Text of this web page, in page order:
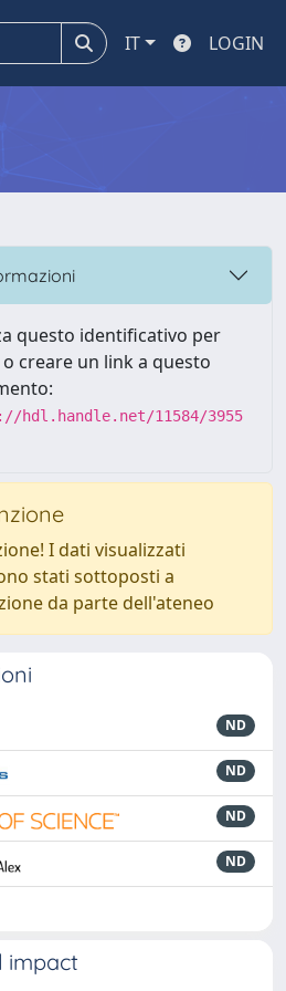
IT LOGIN
questo identificativo per
creare un link a questo
hdl.handle.net/11584/3955
I dati visualizzati
stati sottoposti a
da parte dell'ateneo
ND
ND
ND
ND
impact